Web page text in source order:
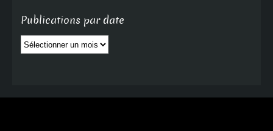
Publications par date
Publications
par